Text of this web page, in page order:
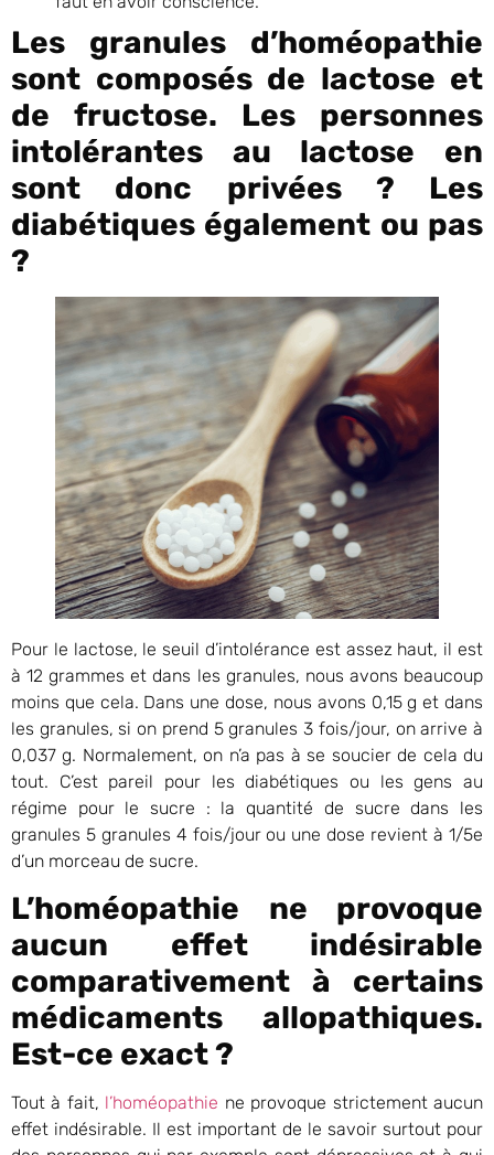
Les granules d’homéopathie
sont composés de lactose et
de fructose. Les personnes
intolérantes au lactose en
sont donc privées ? Les
diabétiques également ou pas
?
Pour le lactose, le seuil d’intolérance est assez haut, il est
à 12 grammes et dans les granules, nous avons beaucoup
moins que cela. Dans une dose, nous avons 0,15 g et dans
les granules, si on prend 5 granules 3 fois/jour, on arrive à
0,037 g. Normalement, on n’a pas à se soucier de cela du
tout. C’est pareil pour les diabétiques ou les gens au
régime pour le sucre : la quantité de sucre dans les
granules 5 granules 4 fois/jour ou une dose revient à 1/5e
d’un morceau de sucre.
L’homéopathie ne provoque
aucun effet indésirable
comparativement à certains
médicaments allopathiques.
Est-ce exact ?
Tout à fait, l’homéopathie ne provoque strictement aucun
effet indésirable. Il est important de le savoir surtout pour